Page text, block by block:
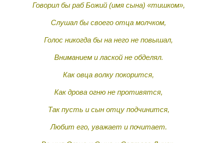
Говорил бы раб Божий (имя сына) «тишком»,
Слушал бы своего отца молчком,
Голос никогда бы на него не повышал,
Вниманием и лаской не обделял.
Как овца волку покорится,
Как дрова огню не противятся,
Так пусть и сын отцу подчинится,
Любит его, уважает и почитает.